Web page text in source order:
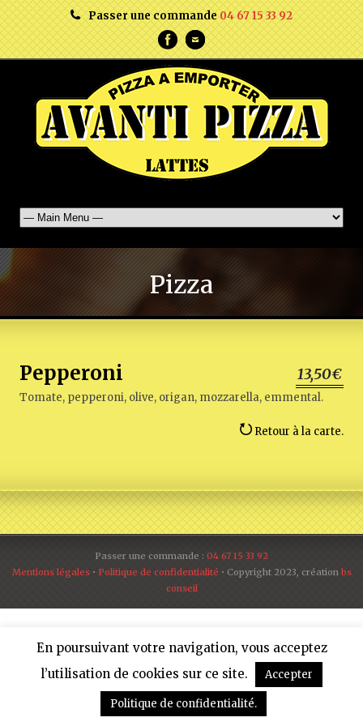
Passer une commande04 67 15 33 92
Pizza
Pepperoni 13,50€
Tomate, pepperoni, olive, origan, mozzarella, emmental.
Retour à la carte.
Passer une commande : 04 67 15 33 92
Mentions légales• Politique de confidentialité • Copyright 2023, création bs
conseil
En poursuivant votre navigation, vous acceptez
l’utilisation de cookies sur ce site.
Accepter
Politique de confidentialité.